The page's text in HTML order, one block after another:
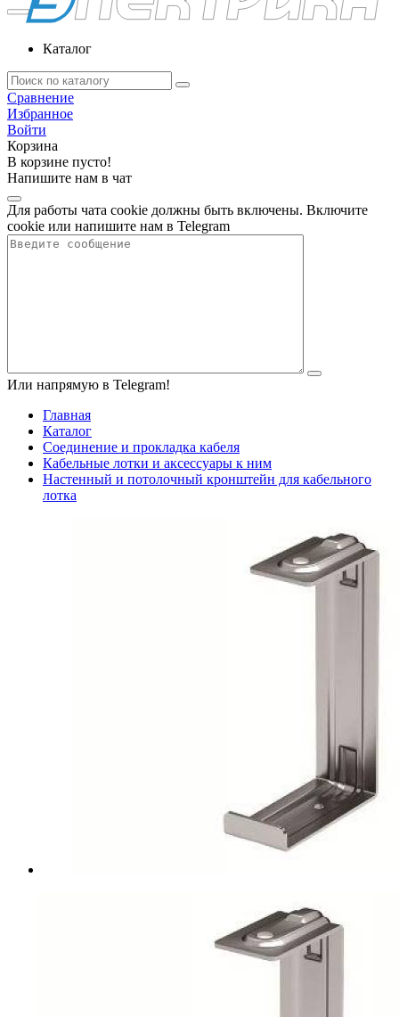
Каталог
Сравнение
Избранное
Войти
Корзина
В корзине пусто!
Напишите нам в чат
Для работы чата cookie должны быть включены. Включите
cookie или напишите нам в Telegram
Или напрямую в Telegram!
Главная
Каталог
Соединение и прокладка кабеля
Кабельные лотки и аксессуары к ним
Настенный и потолочный кронштейн для кабельного
лотка